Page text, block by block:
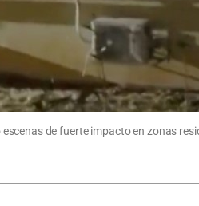
de fuerte impacto en zonas